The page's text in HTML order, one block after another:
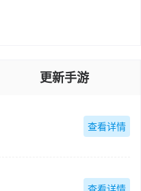
更新手游
查看详情
查看详情